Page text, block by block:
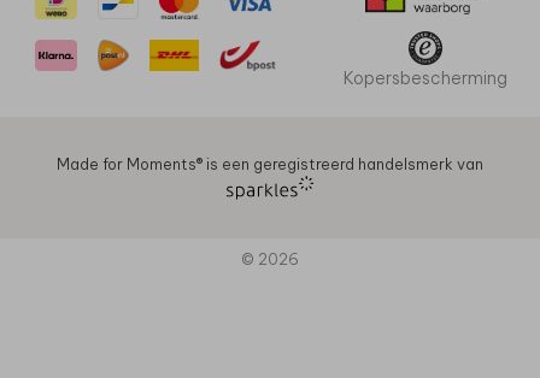
Kopersbescherming
Made for Moments®️ is een geregistreerd handelsmerk van
© 2026